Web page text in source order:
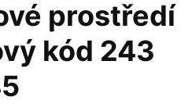
prostředí
kód 243